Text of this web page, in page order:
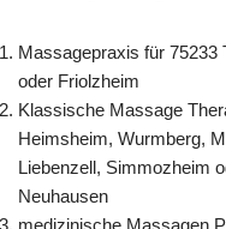
Massagepraxis für 75233
oder Friolzheim
Klassische Massage
Heimsheim, Wurmberg,
Liebenzell, Simmozheim
Neuhausen
medizinische Massagen